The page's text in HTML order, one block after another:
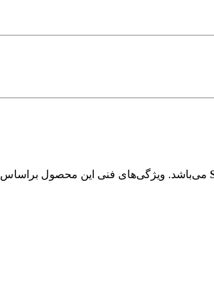
می‌باشد. ویژگی‌های فنی این محصول براساس